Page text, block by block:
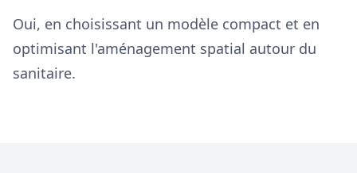
Oui, en choisissant un modèle compact et en
optimisant l'aménagement spatial autour du
sanitaire.